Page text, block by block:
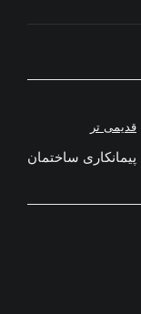
قدیمی تر
پیمانکاری ساختمان